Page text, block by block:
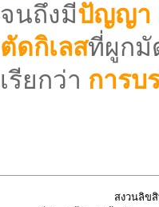
จนถึงมีปัญญา
ตัดกิเลสที่ผูกมั
เรียกว่า การบ
สงวนลิข